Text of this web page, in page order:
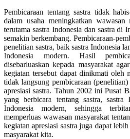
Pembicaraan tentang sastra tidak
dalam usaha meningkatkan wawasan
terutama sastra Indonesia dan sastra di
semakin berkembang. Pembicaraan-
penelitian sastra, baik sastra Indonesia
Indonesia modern. Hasil
disebarluaskan kepada masyarakat
kegiatan tersebut dapat dinikmati oleh
tidak langsung pembicaraan
apresiasi sastra. Tahun 2002 ini Pusat
yang berbicara tentang sastra, sastra
Indonesia modern, sehingga
memperluas wawasan masyarakat
kegiatan apresiasi sastra juga dapat
masyarakat kita.